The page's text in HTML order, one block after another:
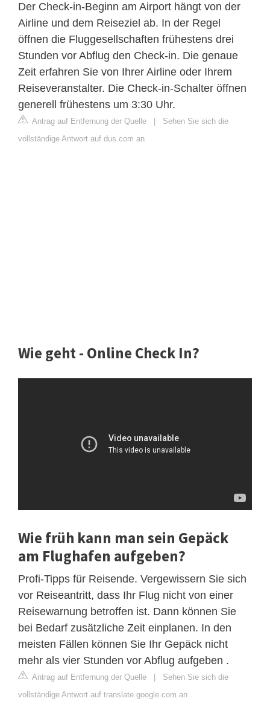
Der Check-in-Beginn am Airport hängt von der
Airline und dem Reiseziel ab. In der Regel
öffnen die Fluggesellschaften frühestens drei
Stunden vor Abflug den Check-in. Die genaue
Zeit erfahren Sie von Ihrer Airline oder Ihrem
Reiseveranstalter. Die Check-in-Schalter öffnen
generell frühestens um 3:30 Uhr.
Antrag auf Entfernung der Quelle
Sehen Sie sich die
vollständige Antwort auf dus.com an
Wie geht - Online Check In?
Wie früh kann man sein Gepäck
am Flughafen aufgeben?
Profi-Tipps für Reisende. Vergewissern Sie sich
vor Reiseantritt, dass Ihr Flug nicht von einer
Reisewarnung betroffen ist. Dann können Sie
bei Bedarf zusätzliche Zeit einplanen. In den
meisten Fällen können Sie Ihr Gepäck nicht
mehr als vier Stunden vor Abflug aufgeben .
Antrag auf Entfernung der Quelle | Sehen Sie sich die
vollständige Antwort auf translate.google.com an